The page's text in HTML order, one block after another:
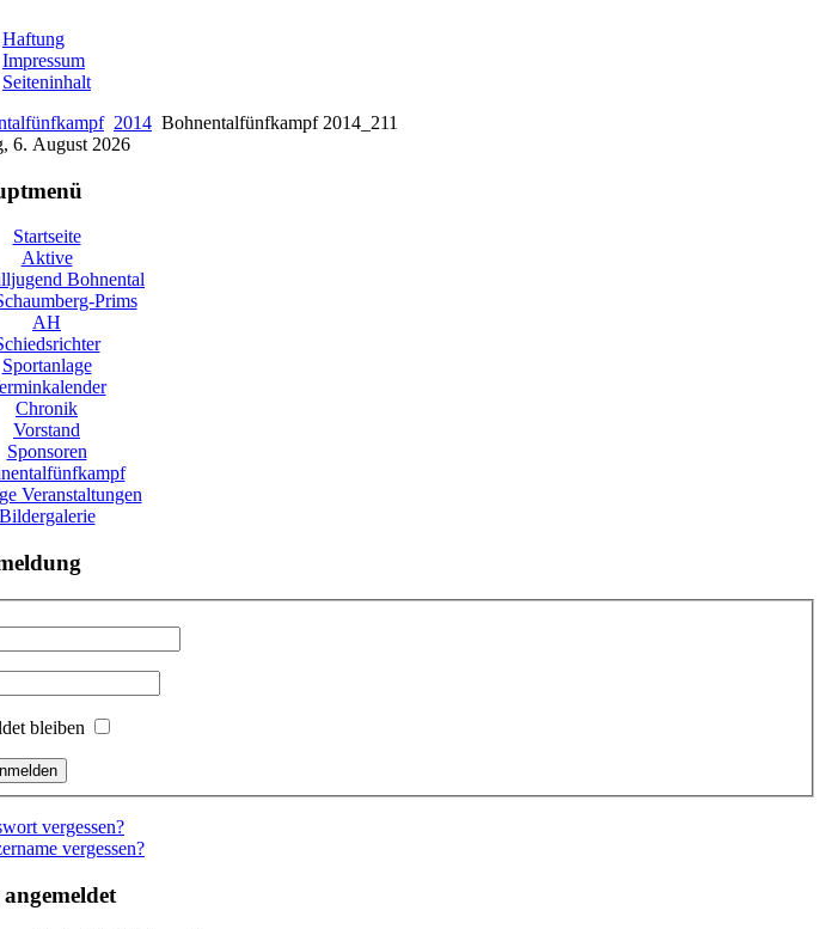
Haftung
Impressum
Seiteninhalt
2014 Bohnentalfünfkampf 2014_211
6. August 2026
Startseite
Aktive
Bohnental
Prims
AH
Sportanlage
Chronik
Vorstand
Sponsoren
Veranstaltungen
Bildergalerie
bleiben
vergessen?
vergessen?